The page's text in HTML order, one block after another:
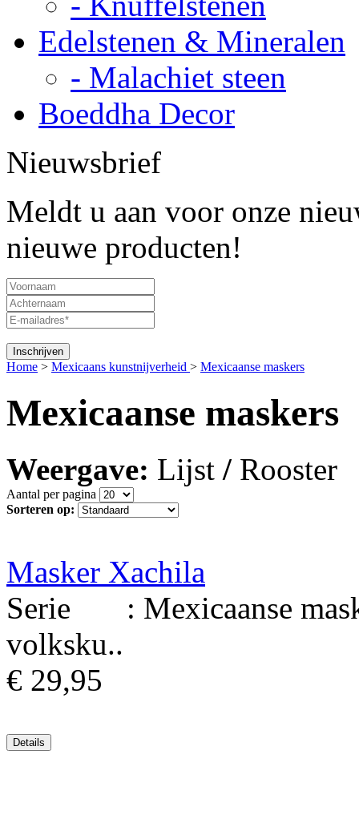
Edelstenen & Mineralen
- Malachiet steen
Boeddha Decor
Nieuwsbrief
Meldt u aan voor onze
nieuwe producten!
Home > Mexicaans kunstnijverheid > Mexicaanse maskers
Mexicaanse maskers
Weergave: Lijst / Rooster
Aantal per pagina
Sorteren op:
Masker Xachila
Serie : Mexicaanse
volksku..
€ 29,95